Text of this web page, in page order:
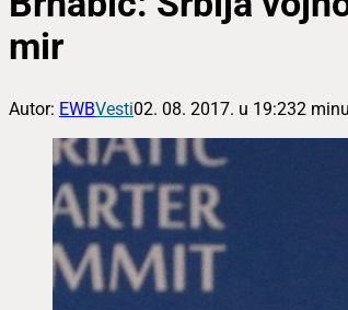
mir
Autor: EWBVesti02. 08. 2017. u 19:232